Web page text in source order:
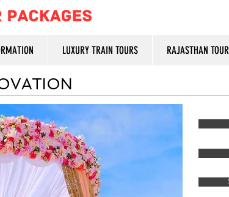
LUXURY TRAIN TOURS RAJASTHAN